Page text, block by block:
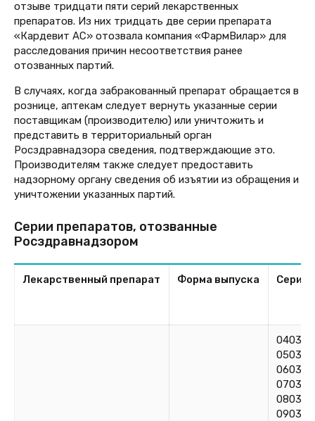
отзыве тридцати пяти серий лекарственных
препаратов. Из них тридцать две серии препарата
«Кардевит АС» отозвала компания «ФармВилар» для
расследования причин несоответствия ранее
отозванных партий.
В случаях, когда забракованный препарат обращается в
рознице, аптекам следует вернуть указанные серии
поставщикам (производителю) или уничтожить и
представить в территориальный орган
Росздравнадзора сведения, подтверждающие это.
Производителям также следует предоставить
надзорному органу сведения об изъятии из обращения и
уничтожении указанных партий.
Серии препаратов, отозванные
Росздравнадзором
Лекарственный препарат Форма выпуска Серия